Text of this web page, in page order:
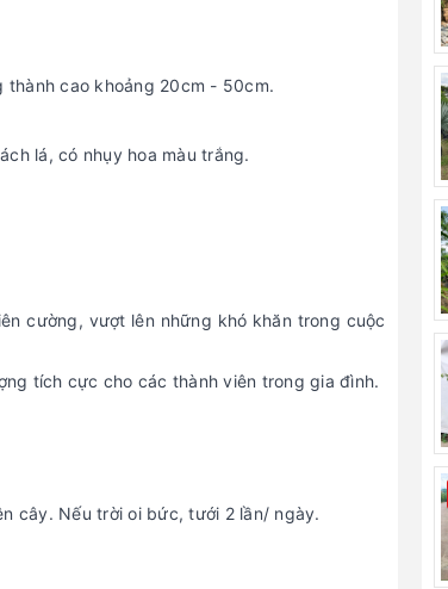
thành cao khoảng 20cm - 50cm.
lá, có nhụy hoa màu trắng.
cường, vượt lên những khó khăn trong cuộc
tích cực cho các thành viên trong gia đình.
cây. Nếu trời oi bức, tưới 2 lần/ ngày.